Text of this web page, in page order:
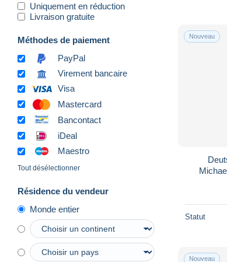
Uniquement en réduction
Livraison gratuite
Méthodes de paiement
PayPal
Virement bancaire
Visa
Mastercard
Bancontact
iDeal
Maestro
Tout désélectionner
Résidence du vendeur
Monde entier
Nouveau
Statut
Nouveau